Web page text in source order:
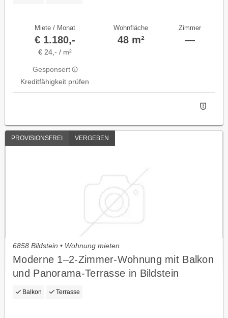
Miete / Monat
€ 1.180,-
€ 24,- / m²
Gesponsert
Kreditfähigkeit prüfen
Wohnfläche
48 m²
Zimmer
—
PROVISIONSFREI VERGEBEN
6858 Bildstein • Wohnung mieten
Moderne 1–2‑Zimmer‑Wohnung mit Balkon
und Panorama‑Terrasse in Bildstein
Balkon Terrasse